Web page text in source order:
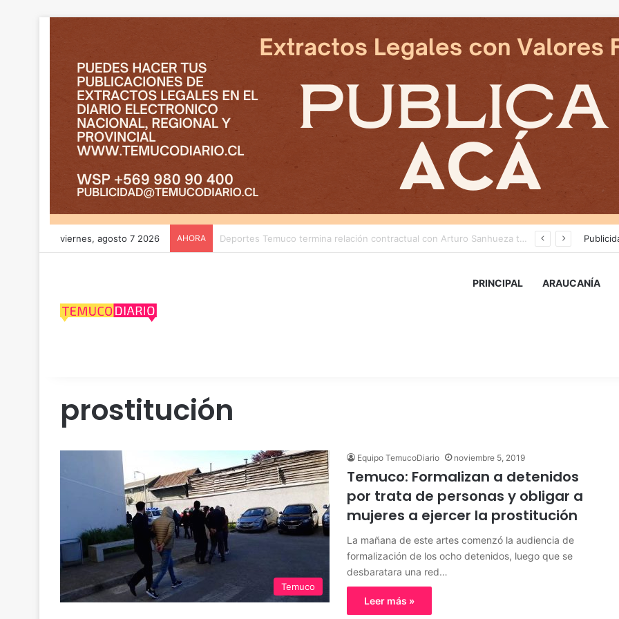
viernes, agosto 7 2026 AHORA Cámaras municipales de Temuco detectaron la comercialización de tonelada y media de mercadería asiática ilegal
PRINCIPAL ARAUCANÍA
prostitución
Temuco
Equipo TemucoDiario noviembre 5, 2019
Temuco: Formalizan a detenidos
por trata de personas y obligar a
mujeres a ejercer la prostitución
La mañana de este artes comenzó la audiencia de
formalización de los ocho detenidos, luego que se
desbaratara una red…
Leer más »